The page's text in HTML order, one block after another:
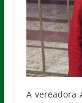
A vereadora